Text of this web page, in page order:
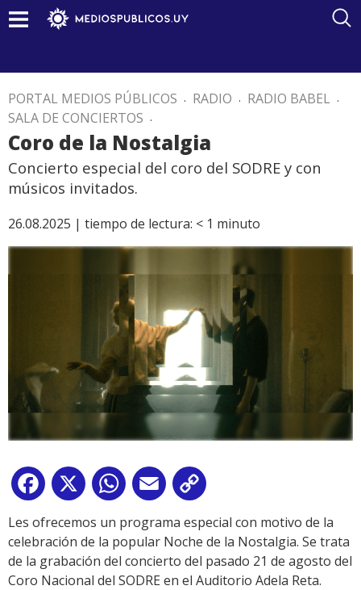
PORTAL MEDIOS PÚBLICOS . RADIO . RADIO BABEL .
SALA DE CONCIERTOS .
Coro de la Nostalgia
Concierto especial del coro del SODRE y con
músicos invitados.
26.08.2025 | tiempo de lectura: < 1 minuto
Facebook
X WhatsApp
Email
Link
Les ofrecemos un programa especial con motivo de la
celebración de la popular Noche de la Nostalgia. Se trata
de la grabación del concierto del pasado 21 de agosto del
Coro Nacional del SODRE en el Auditorio Adela Reta.